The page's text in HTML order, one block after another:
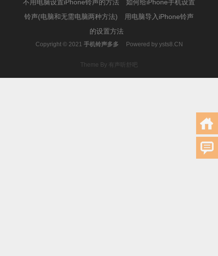
不用电脑设置iPhone铃声的方法
如何给iPhone手机设置
铃声(电脑和无需电脑两种方法)
用电脑导入iPhone铃声
的设置方法
Copyright © 2021 手机铃声多多 Powered by ysts8.CN
Theme By 有声听舒吧